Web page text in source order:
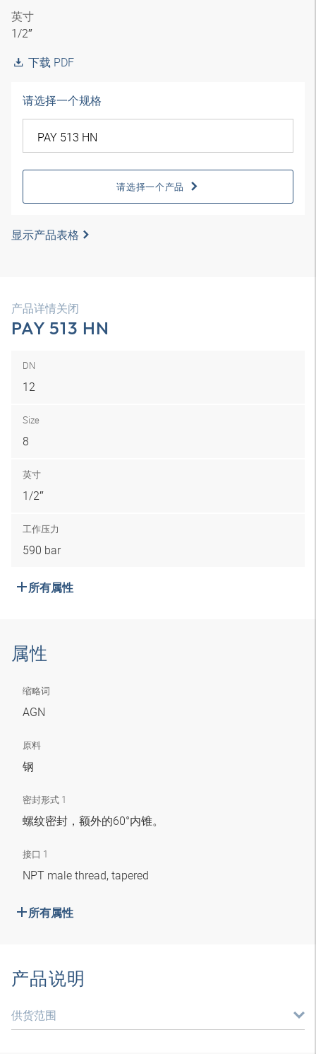
英寸
1/2″
下载 PDF
请选择一个规格
请选择一个产品
显示产品表格
产品详情关闭
PAY 513 HN
DN
12
Size
8
英寸
1/2″
工作压力
590 bar
所有属性
属性
缩略词
AGN
原料
钢
密封形式 1
螺纹密封，额外的60°内锥。
接口 1
NPT male thread, tapered
所有属性
产品说明
供货范围